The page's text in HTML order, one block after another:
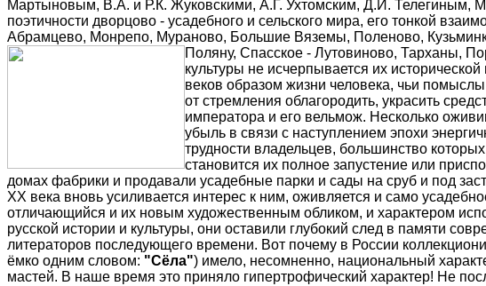
Мартыновым, В.А. и Р.К. Жуковскими, А.Г. Ухтомским, Д.И.
поэтичности дворцово - усадебного и сельского мира, его тонкой
Абрамцево, Монрепо, Мураново, Большие Вяземы, Поленово,
Поляну, Спасское - Лутовиново, Тарханы,
культуры не исчерпывается их
веков образом жизни человека, чьи
от стремления облагородить, украсить
императора и его вельмож. Несколько
убыль в связи с наступлением эпохи
трудности владельцев, большинство
становится их полное запустение или
домах фабрики и продавали усадебные парки и сады на сруб и под
XX века вновь усиливается интерес к ним, оживляется и само
отличающийся и их новым художественным обликом, и характером
русской истории и культуры, они оставили глубокий след в памяти
литераторов последующего времени. Вот почему в России
ёмко одним словом: "Сёла") имело, несомненно, национальный
мастей. В наше время это приняло гипертрофический характер! Не